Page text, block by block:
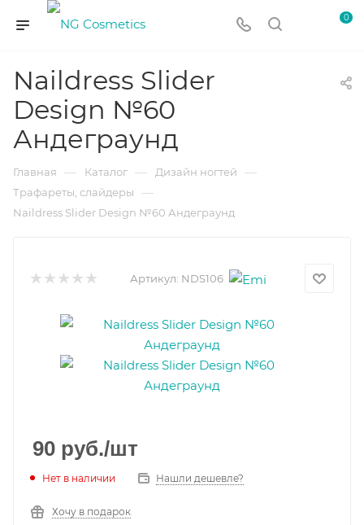
0
Naildress Slider
Design №60
Андеграунд
Главная — Каталог — Дизайн ногтей —
Трафареты, слайдеры —
Naildress Slider Design №60 Андеграунд
Артикул: NDS106
90 руб./шт
Нет в наличии Нашли дешевле?
Хочу в подарок